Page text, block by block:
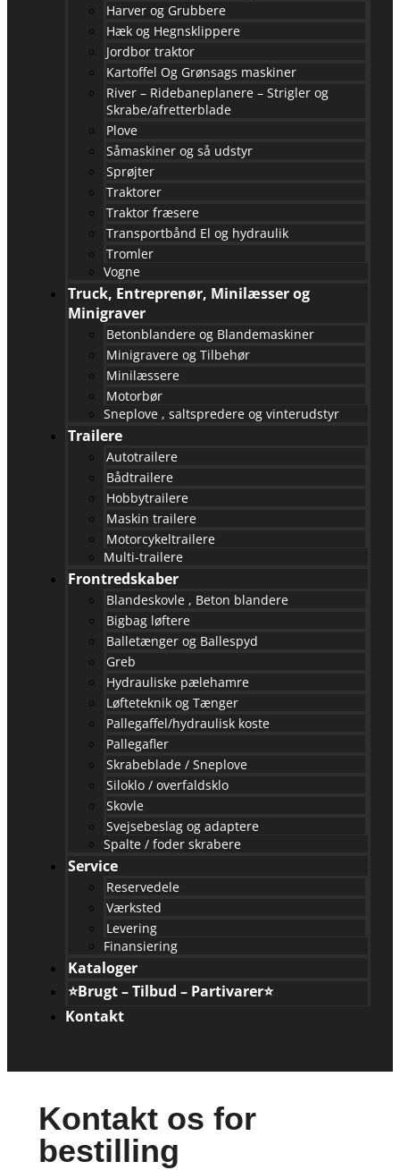
Harver og Grubbere
Hæk og Hegnsklippere
Jordbor traktor
Kartoffel Og Grønsags maskiner
River – Ridebaneplanere – Strigler og
Skrabe/afretterblade
Plove
Såmaskiner og så udstyr
Sprøjter
Traktorer
Traktor fræsere
Transportbånd El og hydraulik
Tromler
Vogne
Truck, Entreprenør, Minilæsser og
Minigraver
Betonblandere og Blandemaskiner
Minigravere og Tilbehør
Minilæssere
Motorbør
Sneplove , saltspredere og vinterudstyr
Trailere
Autotrailere
Bådtrailere
Hobbytrailere
Maskin trailere
Motorcykeltrailere
Multi-trailere
Frontredskaber
Blandeskovle , Beton blandere
Bigbag løftere
Balletænger og Ballespyd
Greb
Hydrauliske pælehamre
Løfteteknik og Tænger
Pallegaffel/hydraulisk koste
Pallegafler
Skrabeblade / Sneplove
Siloklo / overfaldsklo
Skovle
Svejsebeslag og adaptere
Spalte / foder skrabere
Service
Reservedele
Værksted
Levering
Finansiering
Kataloger
⭐Brugt – Tilbud – Partivarer⭐
Kontakt
Kontakt os for
bestilling